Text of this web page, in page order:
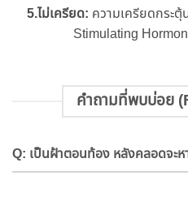
5.ไม่เครียด: ความเครียดกระ
Stimulating
คำถามที่พบบ่อย
Q: เป็นฝ้าตอนท้อง หลังคลอดจะห